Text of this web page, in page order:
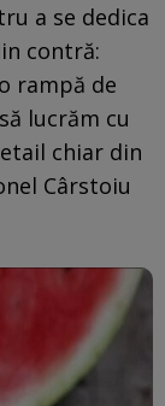
a se dedica
contră:
rampă de
lucrăm cu
chiar din
Cârstoiu